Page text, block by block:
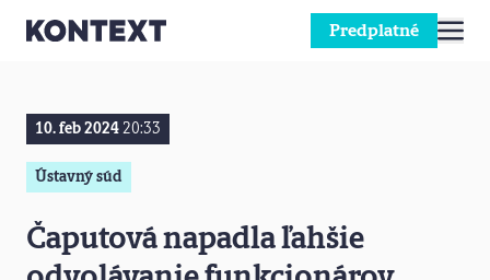
Predplatné
10. feb 202420:33
Ústavný súd
Čaputová napadla ľahšie